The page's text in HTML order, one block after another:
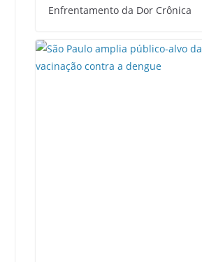
Enfrentamento da Dor Crônica